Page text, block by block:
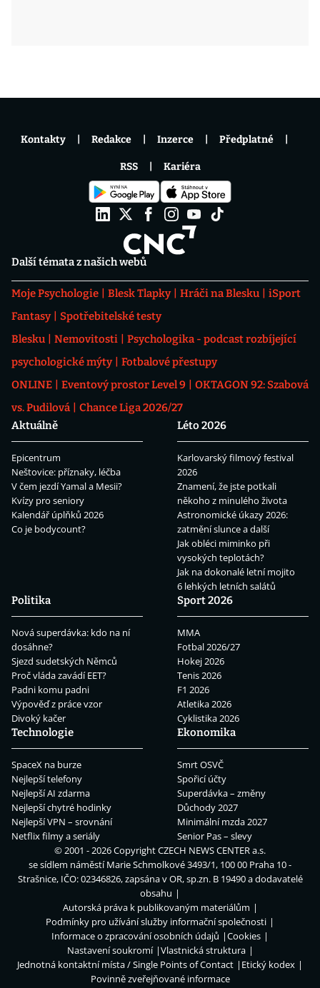
Další témata z našich webů
Moje Psychologie Blesk Tlapky Hráči na Blesku
iSport
Fantasy
Spotřebitelské testy
Blesku
Nemovitosti
Psychologika - podcast rozbíjející
psychologické mýty
Fotbalové přestupy
ONLINE
Eventový prostor Level 9
OKTAGON 92: Szabová
vs. Pudilová
Chance Liga 2026/27
Aktuálně
Epicentrum
Neštovice: příznaky, léčba
V čem jezdí Yamal a Mesii?
Kvízy pro seniory
Kalendář úplňků 2026
Co je bodycount?
Léto 2026
Karlovarský filmový festival
2026
Znamení, že jste potkali
někoho z minulého života
Astronomické úkazy 2026:
zatmění slunce a další
Jak obléci miminko při
vysokých teplotách?
Jak na dokonalé letní mojito
6 lehkých letních salátů
Politika
Nová superdávka: kdo na ní
dosáhne?
Sjezd sudetských Němců
Proč vláda zavádí EET?
Padni komu padni
Výpověď z práce vzor
Divoký kačer
Sport 2026
MMA
Fotbal 2026/27
Hokej 2026
Tenis 2026
F1 2026
Atletika 2026
Cyklistika 2026
Technologie
SpaceX na burze
Nejlepší telefony
Nejlepší AI zdarma
Nejlepší chytré hodinky
Nejlepší VPN – srovnání
Netflix filmy a seriály
Ekonomika
Smrt OSVČ
Spořicí účty
Superdávka – změny
Důchody 2027
Minimální mzda 2027
Senior Pas – slevy
Kontakty Redakce Inzerce Předplatné
RSS Kariéra
© 2001 - 2026 CopyrightCZECH NEWS CENTER a.s.
se sídlem náměstí Marie Schmolkové 3493/1, 100 00 Praha 10 -
Strašnice, IČO: 02346826, zapsána v OR, sp.zn. B 19490 a dodavatelé
obsahu
Autorská práva k publikovaným materiálům
Podmínky pro užívání služby informační společnosti
Informace o zpracování osobních údajů
Cookies
Nastavení soukromí
Vlastnická struktura
Jednotná kontaktní místa / Single Points of Contact
Etický kodex
Povinně zveřejňované informace